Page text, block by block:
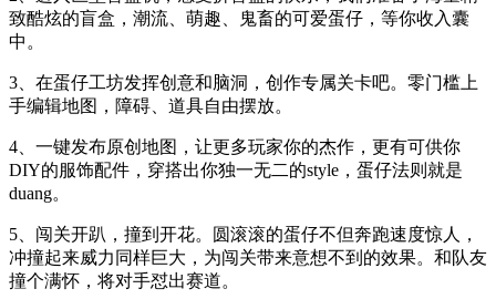
致酷炫的盲盒，潮流、萌趣、鬼畜的可爱蛋仔，等你收入囊
中。
3、在蛋仔工坊发挥创意和脑洞，创作专属关卡吧。零门槛上
手编辑地图，障碍、道具自由摆放。
4、一键发布原创地图，让更多玩家你的杰作，更有可供你
DIY的服饰配件，穿搭出你独一无二的style，蛋仔法则就是
duang。
5、闯关开趴，撞到开花。圆滚滚的蛋仔不但奔跑速度惊人，
冲撞起来威力同样巨大，为闯关带来意想不到的效果。和队友
撞个满怀，将对手怼出赛道。